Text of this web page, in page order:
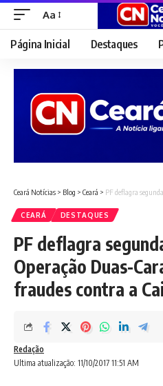
Font
Resizer
Aa
Página Inicial Destaques
Ceará Notícias > Blog > Ceará > PF deflagra segunda fase
CEARÁ DESTAQUES
PF deflagra
Operação Duas-
fraudes contra a
Ultima atualização: 11/10/2017 11:51 AM
Redação